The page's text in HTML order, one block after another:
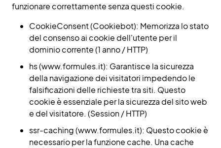
funzionare correttamente senza questi cookie.
CookieConsent (Cookiebot): Memorizza lo stato
del consenso ai cookie dell'utente per il
dominio corrente (1 anno / HTTP)
hs (www.formules.it): Garantisce la sicurezza
della navigazione dei visitatori impedendo le
falsificazioni delle richieste tra siti. Questo
cookie è essenziale per la sicurezza del sito web
e del visitatore. (Session / HTTP)
ssr-caching (www.formules.it): Questo cookie è
necessario per la funzione cache. Una cache